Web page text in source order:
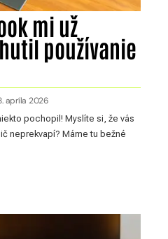
mi už
používanie
apríla 2026
pochopil! Myslíte si, že vás
neprekvapí? Máme tu bežné